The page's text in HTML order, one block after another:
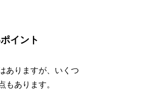
イント
ありますが、いくつ
もあります。